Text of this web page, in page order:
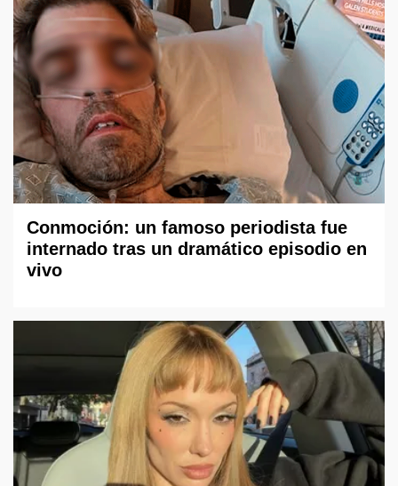
Conmoción: un famoso periodista fue
internado tras un dramático episodio en
vivo